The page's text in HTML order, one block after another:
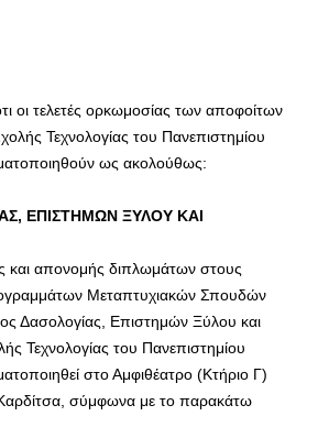
οι τελετές ορκωμοσίας των αποφοίτων
Τεχνολογίας του Πανεπιστημίου
ως ακολούθως:
ΕΠΙΣΤΗΜΩΝ ΞΥΛΟΥ ΚΑΙ
και απονομής διπλωμάτων στους
Μεταπτυχιακών Σπουδών
Δασολογίας, Επιστημών Ξύλου και
Τεχνολογίας του Πανεπιστημίου
στο Αμφιθέατρο (Κτήριο Γ)
σύμφωνα με το παρακάτω